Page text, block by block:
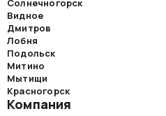
Солнечногорск
Видное
Дмитров
Лобня
Подольск
Митино
Мытищи
Красногорск
Компания